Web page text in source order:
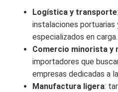
Logística y transporte
instalaciones portuarias
especializados en carga.
Comercio minorista y
importadores que
empresas dedicadas a
Manufactura ligera: